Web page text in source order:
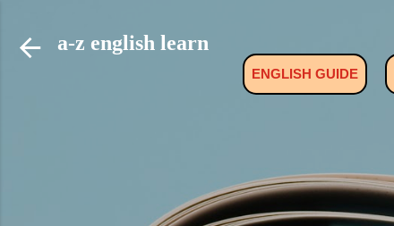
a-z english learn
ENGLISH GUIDE